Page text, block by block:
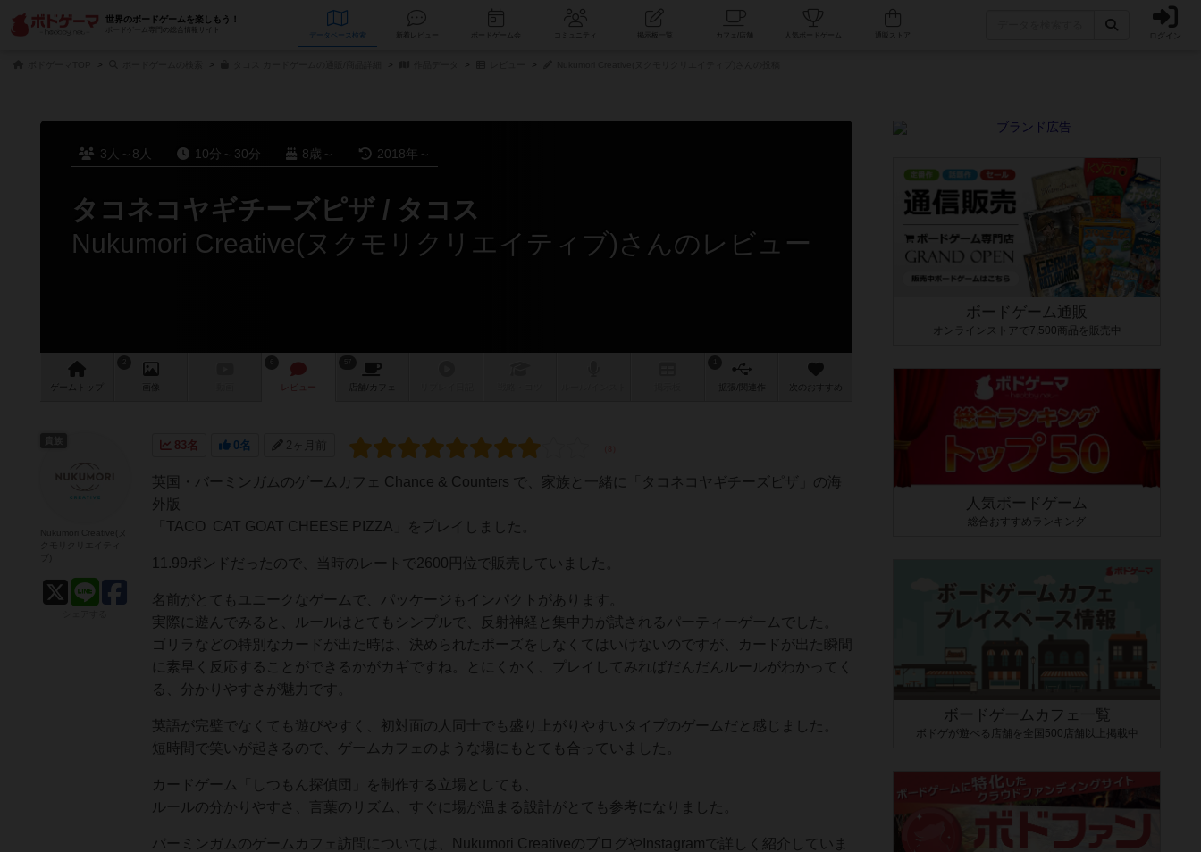
世界のボードゲームを楽しもう！
ボードゲーム専門の総合情報サイト
データベース コミュニティ 人気ボードゲーム ログイン
3人～8人 10分～30分 8歳～ 2018年～
タコネコヤギチーズピザ / タコス
Nukumori Creative(ヌクモリクリエイティブ)さんのレビュー
ゲーム 画像 レビュー 店舗/ カフェ 作 次のおすすめ
83名 0名 2ヶ月前
英国・バーミンガムのゲームカフェ Chance & Counters で、家族と一緒に「タコネコヤギチーズピザ」の海
外版
「TACO CAT GOAT CHEESE PIZZA」をプレイしました。
11.99ポンドだったので、当時のレートで2600円位で販売していました。
名前がとてもユニークなゲームで、パッケージもインパクトがあります。
実際に遊んでみると、ルールはとてもシンプルで、反射神経と集中力が試されるパーティーゲームでした。
ゴリラなどの特別なカードが出た時は、決められたポーズをしなくてはいけないのですが、カードが出た瞬間
に素早く反応することができるかがカギですね。とにくかく、プレイしてみればだんだんルールがわかってく
る、分かりやすさが魅力です。
英語が完璧でなくても遊びやすく、初対面の人同士でも盛り上がりやすいタイプのゲームだと感じました。
短時間で笑いが起きるので、ゲームカフェのような場にもとても合っていました。
カードゲーム「しつもん探偵団」を制作する立場としても、
ルールの分かりやすさ、言葉のリズム、すぐに場が温まる設計がとても参考になりました。
バーミンガムのゲームカフェ訪問については、Nukumori CreativeのブログやInstagramで詳しく紹介していま
ボードゲーム通販
オンラインストアで7,500商品を販売中
人気ボードゲーム
総合おすすめランキング
ボードゲームカフェ一覧
ボドゲが遊べる店舗を全国500店舗以上掲載中